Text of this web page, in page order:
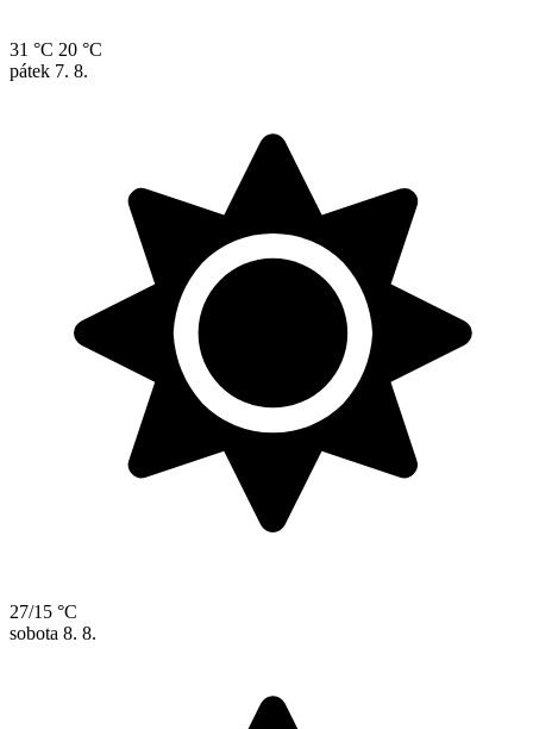
31 °C 20 °C
pátek 7. 8.
27/15 °C
sobota 8. 8.